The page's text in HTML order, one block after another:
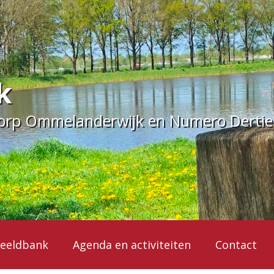
Ommelanderwijk en Numero
Agenda en activiteiten Contact